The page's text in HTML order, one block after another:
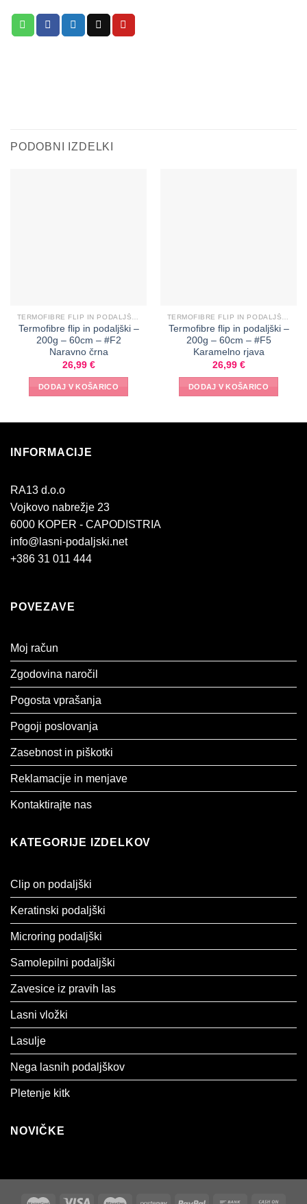
PODOBNI IZDELKI
Termofibre flip in podaljški –
200g – 60cm – #F2
Naravno črna
26,99 €
DODAJ V KOŠARICO
Termofibre flip in podaljški –
200g – 60cm – #F5
Karamelno rjava
26,99 €
DODAJ V KOŠARICO
INFORMACIJE
RA13 d.o.o
Vojkovo nabrežje 23
6000 KOPER - CAPODISTRIA
info@lasni-podaljski.net
+386 31 011 444
POVEZAVE
Moj račun
Zgodovina naročil
Pogosta vprašanja
Pogoji poslovanja
Zasebnost in piškotki
Reklamacije in menjave
Kontaktirajte nas
KATEGORIJE IZDELKOV
Clip on podaljški
Keratinski podaljški
Microring podaljški
Samolepilni podaljški
Zavesice iz pravih las
Lasni vložki
Lasulje
Nega lasnih podaljškov
Pletenje kitk
NOVIČKE